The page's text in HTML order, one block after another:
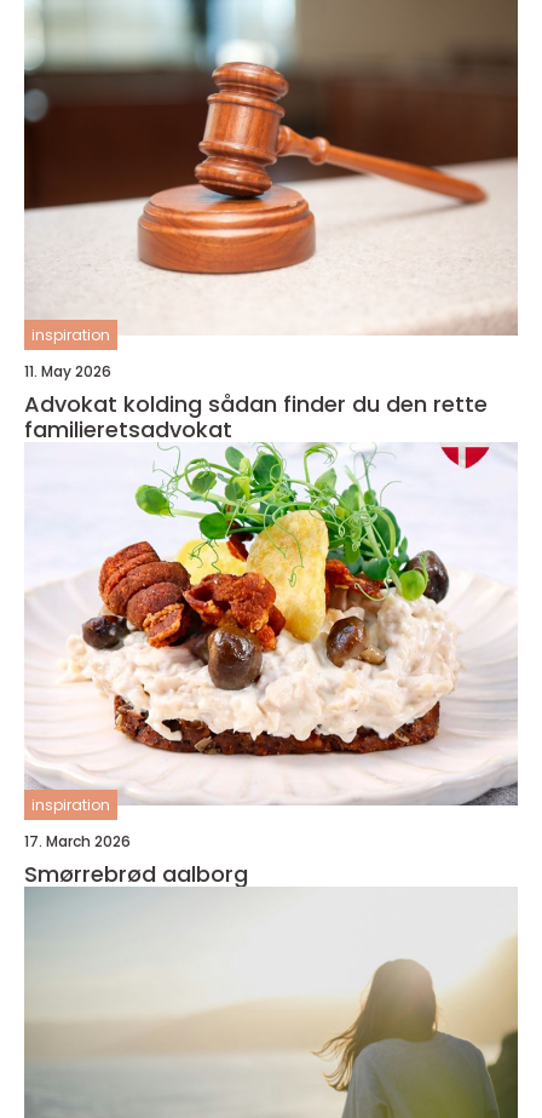
inspiration
11. May 2026
Advokat kolding sådan finder du den rette
familieretsadvokat
inspiration
17. March 2026
Smørrebrød aalborg